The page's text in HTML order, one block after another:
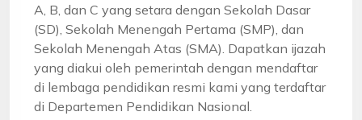
A, B, dan C yang setara dengan Sekolah Dasar
(SD), Sekolah Menengah Pertama (SMP), dan
Sekolah Menengah Atas (SMA). Dapatkan ijazah
yang diakui oleh pemerintah dengan mendaftar
di lembaga pendidikan resmi kami yang terdaftar
di Departemen Pendidikan Nasional.